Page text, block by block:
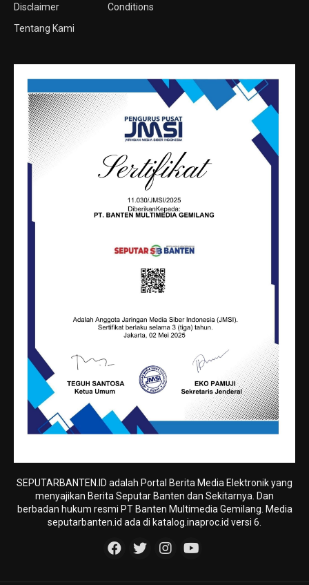
Disclaimer
Tentang Kami
Conditions
SEPUTARBANTEN.ID adalah Portal Berita Media Elektronik yang
menyajikan Berita Seputar Banten dan Sekitarnya. Dan
berbadan hukum resmi PT Banten Multimedia Gemilang. Media
seputarbanten.id ada di katalog.inaproc.id versi 6.